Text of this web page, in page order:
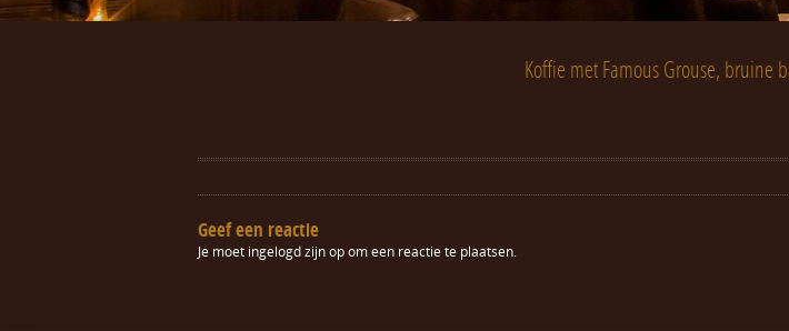
Koffie met Famous Grouse, bruine
Geef een reactie
Je moet ingelogd zijn opom een reactie te plaatsen.